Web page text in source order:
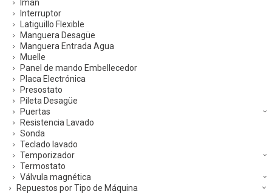
Imán
Interruptor
Latiguillo Flexible
Manguera Desagüe
Manguera Entrada Agua
Muelle
Panel de mando Embellecedor
Placa Electrónica
Presostato
Pileta Desagüe
Puertas
Resistencia Lavado
Sonda
Teclado lavado
Temporizador
Termostato
Válvula magnética
Repuestos por Tipo de Máquina